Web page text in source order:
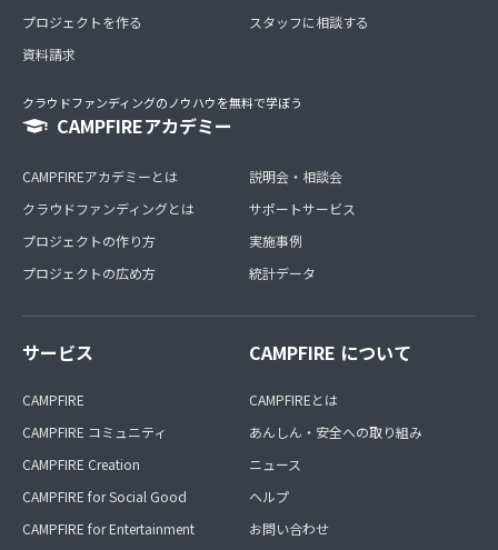
プロジェクトを作る
資料請求
スタッフに相談する
クラウドファンディングのノウハウを無料で学ぼう
CAMPFIREアカデミー
CAMPFIREアカデミーとは
クラウドファンディングとは
プロジェクトの作り方
プロジェクトの広め方
説明会・相談会
サポートサービス
実施事例
統計データ
サービス
CAMPFIRE
CAMPFIRE コミュニティ
CAMPFIRE Creation
CAMPFIRE for Social Good
CAMPFIRE for Entertainment
CAMPFIRE について
CAMPFIREとは
あんしん・安全への取り組み
ニュース
ヘルプ
お問い合わせ